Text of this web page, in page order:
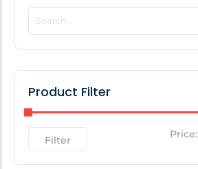
POPULAR THIS WEEK
No Posts Found!
No Posts Found!
Product Filter
Filter Price: